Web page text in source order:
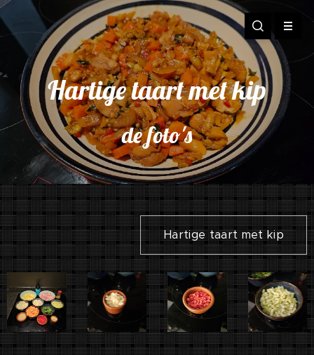
Hartige taart met kip
de foto's
Hartige taart met kip